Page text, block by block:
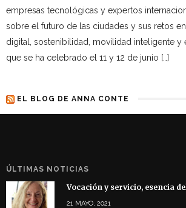
empresas tecnológicas y expertos
sobre el futuro de las ciudades y sus retos
digital, sostenibilidad, movilidad inteligente y
que se ha celebrado el 11 y 12 de junio […]
EL BLOG DE ANNA CONTE
ÚLTIMAS NOTICIAS
Vocación y servicio, esencia
21 MAYO, 2021